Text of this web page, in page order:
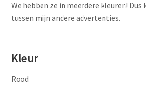
We hebben ze in meerdere kleuren! Dus
tussen mijn andere advertenties.
Kleur
Rood